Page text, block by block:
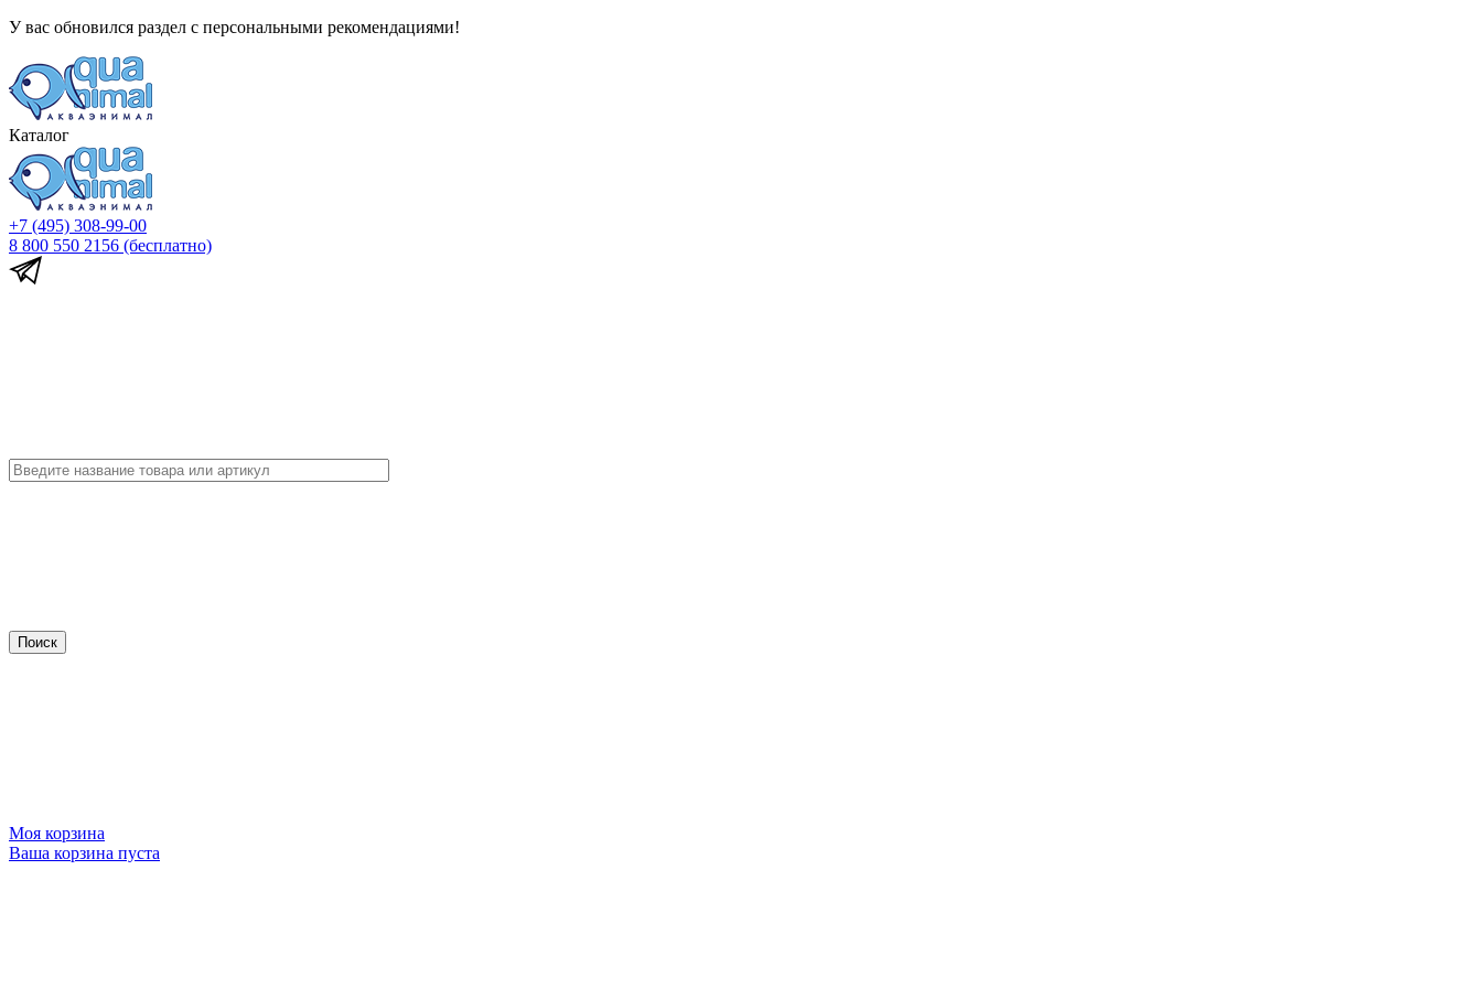
У вас обновился раздел с персональными рекомендациями!
Каталог
+7 (495) 308-99-00
8 800 550 2156 (бесплатно)
Моя корзина
Ваша корзина пуста